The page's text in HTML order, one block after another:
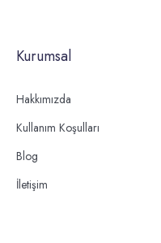
Kurumsal
Hakkımızda
Kullanım Koşulları
Blog
İletişim